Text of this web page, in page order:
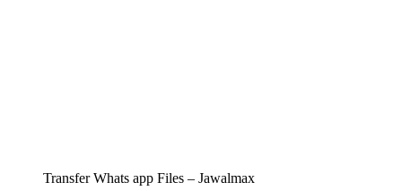
Transfer Whats app Files – Jawalmax